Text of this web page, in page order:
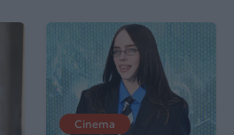
Cinema